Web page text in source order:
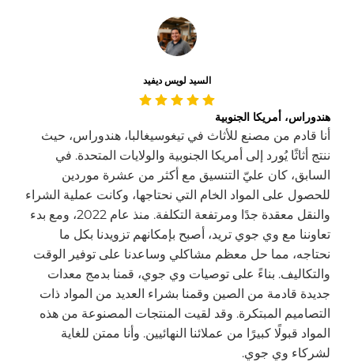
السيد لويس ديفيد
هندوراس، أمريكا الجنوبية
أنا قادم من مصنع للأثاث في تيغوسيغالبا، هندوراس، حيث
ننتج أثاثًا يُورد إلى أمريكا الجنوبية والولايات المتحدة. في
السابق، كان عليّ التنسيق مع أكثر من عشرة موردين
للحصول على المواد الخام التي نحتاجها، وكانت عملية الشراء
والنقل معقدة جدًا ومرتفعة التكلفة. منذ عام 2022، ومع بدء
تعاوننا مع وي جوي تريد، أصبح بإمكانهم تزويدنا بكل ما
نحتاجه، مما حل معظم مشاكلي وساعدنا على توفير الوقت
والتكاليف. بناءً على توصيات وي جوي، قمنا بدمج معدات
جديدة قادمة من الصين وقمنا بشراء العديد من المواد ذات
التصاميم المبتكرة. وقد لقيت المنتجات المصنوعة من هذه
المواد قبولًا كبيرًا من عملائنا النهائيين. وأنا ممتن للغاية
لشركاء وي جوي.